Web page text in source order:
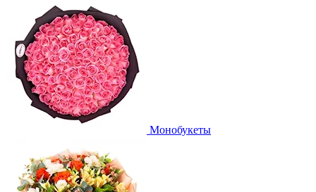
Монобукеты